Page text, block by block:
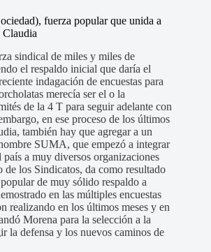
fuerza popular que unida a
Claudia
sindical de miles y miles de
el respaldo inicial que daría el
indagación de encuestas para
merecía ser el o la
de la 4 T para seguir adelante con
en ese proceso de los últimos
también hay que agregar a un
SUMA, que empezó a integrar
país a muy diversos organizaciones
de los Sindicatos, da como resultado
de muy sólido respaldo a
en las múltiples encuestas
realizando en los últimos meses y en
Morena para la selección a la
la defensa y los nuevos caminos de